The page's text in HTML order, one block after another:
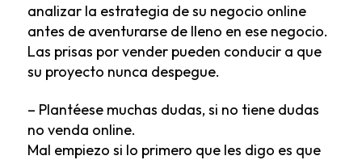
analizar la estrategia de su negocio online
antes de aventurarse de lleno en ese negocio.
Las prisas por vender pueden conducir a que
su proyecto nunca despegue.
– Plantéese muchas dudas, si no tiene dudas
no venda online.
Mal empiezo si lo primero que les digo es que